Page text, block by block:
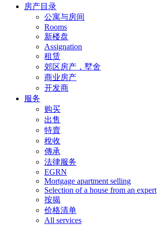
房产目录
公寓与房间
Rooms
新楼盘
Assignation
租赁
郊区房产，墅舍
商业房产
开发商
服务
购买
出售
特賣
稅收
傳承
法律服务
EGRN
Mortgage apartment selling
Selection of a house from an expert
按揭
价格清单
All services